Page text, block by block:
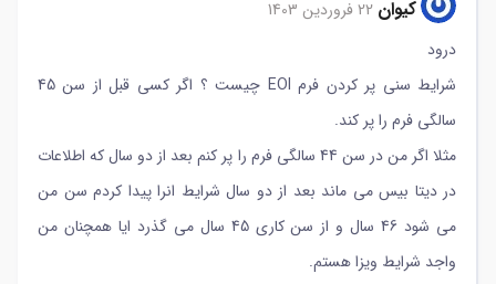
کیوان 22 فروردین 1403
درود
شرایط سنی پر کردن فرم EOI چیست ؟ اگر کسی قبل از سن 45
سالگی فرم را پر کند.
مثلا اگر من در سن 44 سالگی فرم را پر کنم بعد از دو سال که اطلاعات
در دیتا بیس می ماند بعد از دو سال شرایط انرا پیدا کردم سن من
می شود 46 سال و از سن کاری 45 سال می گذرد ایا همچنان من
واجد شرایط ویزا هستم.